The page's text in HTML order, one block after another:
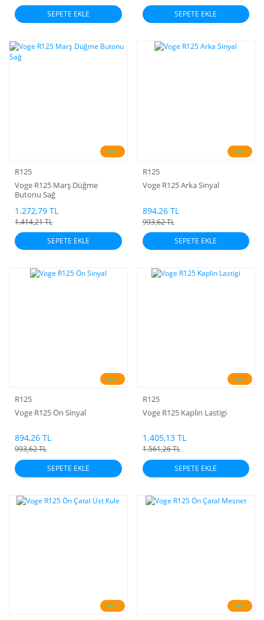
SEPETE EKLE
SEPETE EKLE
%10
R125
Voge R125 Marş Düğme
Butonu Sağ
1.272,79 TL
1.414,21 TL
SEPETE EKLE
%10
R125
Voge R125 Arka Sinyal
894,26 TL
993,62 TL
SEPETE EKLE
%10
R125
Voge R125 Ön Sinyal
894,26 TL
993,62 TL
SEPETE EKLE
%10
R125
Voge R125 Kaplin Lastigi
1.405,13 TL
1.561,26 TL
SEPETE EKLE
%10 %10